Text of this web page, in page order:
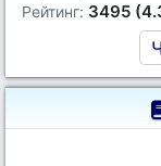
Рейтинг: 3495